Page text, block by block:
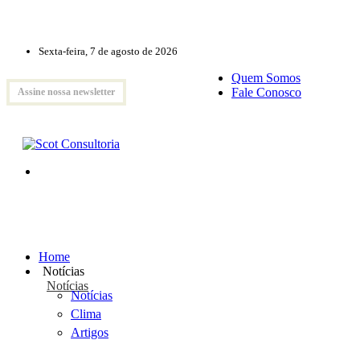
Sexta-feira, 7 de agosto de 2026
Assine nossa newsletter
Quem Somos
Fale Conosco
Home
Notícias
Notícias
Notícias
Clima
Artigos